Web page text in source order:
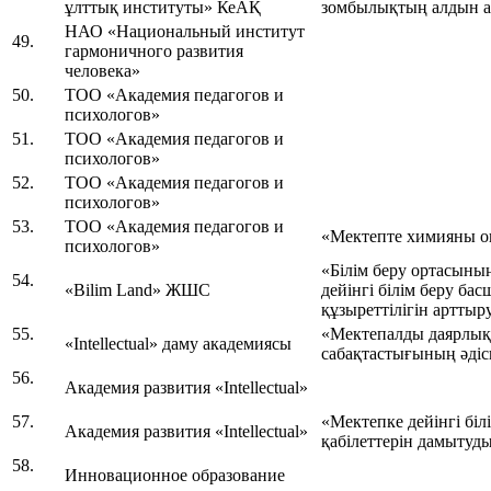
ұлттық институты» КеАҚ
зомбылықтың алдын
49.
НАО «Национальный институт
гармоничного развития
человека»
50.
ТОО «Академия педагогов и
психологов»
51.
ТОО «Академия педагогов и
психологов»
52.
ТОО «Академия педагогов и
психологов»
53.
ТОО «Академия педагогов и
психологов»
«Мектепте химияны
54.
«Bilim Land» ЖШС
«Білім беру
дейінгі білім беру
құзыреттілігін
55.
«Intellectual» даму академиясы
«Мектепалды даярлық
сабақтастығының
56.
Академия развития «Іntellectual»
57.
Академия развития «Іntellectual»
«Мектепке дейінгі
қабілеттерін
58.
Инновационное образование